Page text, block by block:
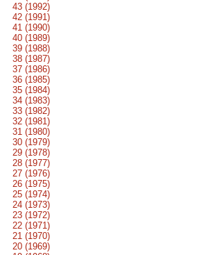
43 (1992)
42 (1991)
41 (1990)
40 (1989)
39 (1988)
38 (1987)
37 (1986)
36 (1985)
35 (1984)
34 (1983)
33 (1982)
32 (1981)
31 (1980)
30 (1979)
29 (1978)
28 (1977)
27 (1976)
26 (1975)
25 (1974)
24 (1973)
23 (1972)
22 (1971)
21 (1970)
20 (1969)